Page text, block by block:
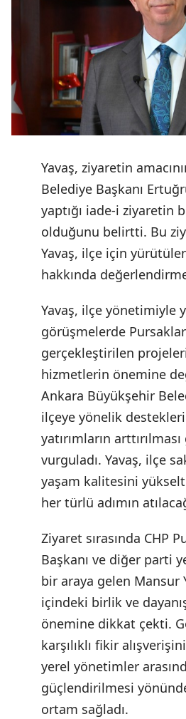
Yavaş, ziyaretin
Belediye Başkanı
yaptığı iade-i ziyaretin
olduğunu belirtti. Bu
Yavaş, ilçe için
hakkında
Yavaş, ilçe yönetimiyle
görüşmelerde
gerçekleştirilen
hizmetlerin önemine
Ankara Büyükşehir
ilçeye yönelik
yatırımların
vurguladı. Yavaş, ilçe
yaşam kalitesini
her türlü adımın
Ziyaret sırasında CHP
Başkanı ve diğer parti
bir araya gelen Mansur
içindeki birlik ve
önemine dikkat çekti.
karşılıklı fikir
yerel yönetimler
güçlendirilmesi
ortam sağladı.